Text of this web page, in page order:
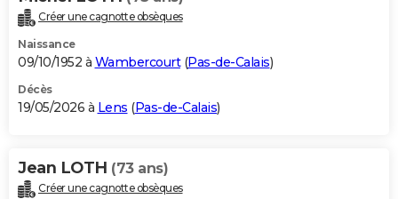
Destinations
City break
Voyage nature
Voyage de noces
Forum
Climat
+PHOTO
GUIDES D'ACHAT
BONS PLANS
Carte de Noël
Carte Bonne année
Carte Saint-Valentin
Carte Pâques
Carte d'anniversaire
DICTIONNAIRE
Créer une cagnotte obsèques
Naissance
09/10/1952 à Wambercourt(Pas-de-Calais)
Décès
19/05/2026 à Lens (Pas-de-Calais)
Jean LOTH (73 ans)
Créer une cagnotte obsèques